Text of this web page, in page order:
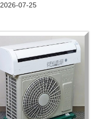
2026-07-25